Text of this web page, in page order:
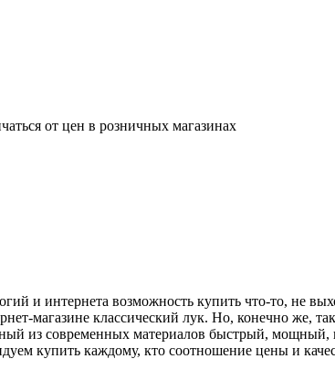
от цен в розничных магазинах
и интернета возможность купить что-то, не
магазине классический лук. Но, конечно же,
из современных материалов быстрый,
купить каждому, кто соотношение цены и